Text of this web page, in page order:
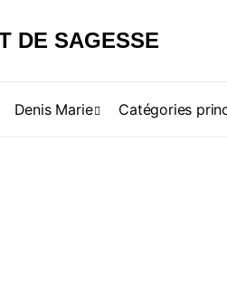
Denis Marie Catégories